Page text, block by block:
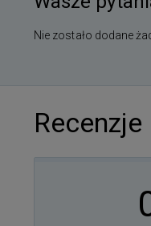
Nie zostało dodane